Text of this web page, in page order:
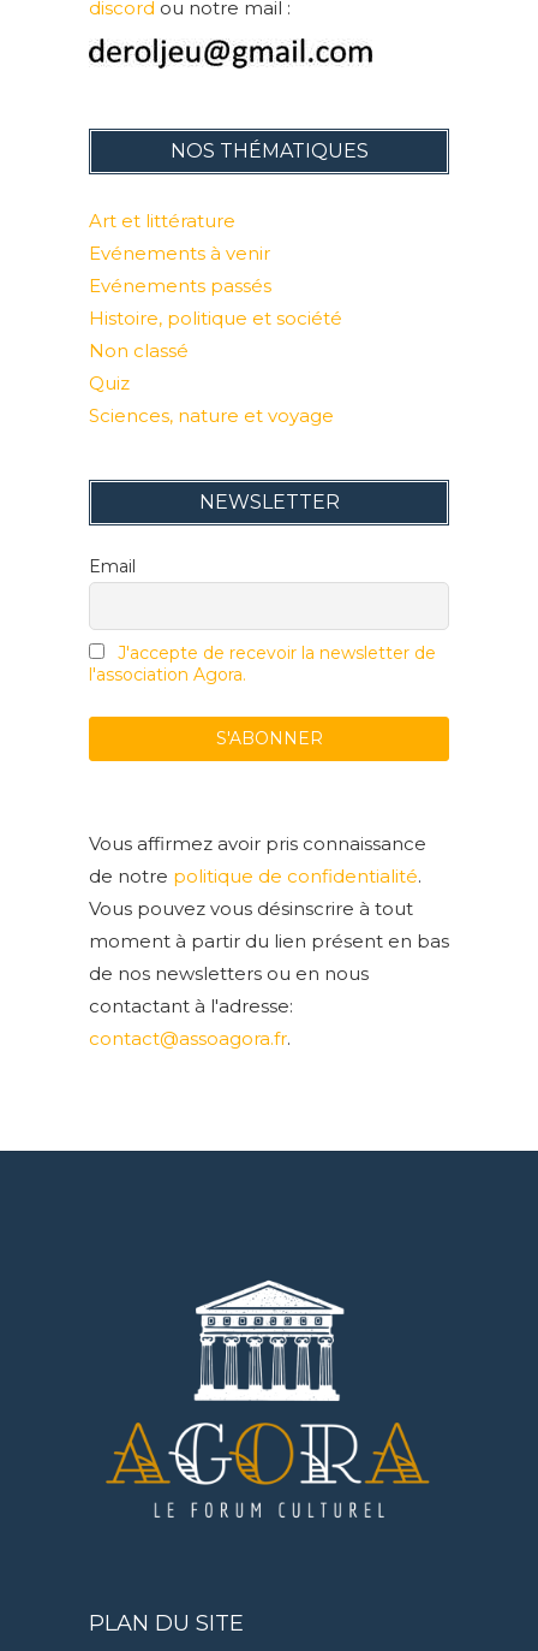
discord ou notre mail :
NOS THÉMATIQUES
Art et littérature
Evénements à venir
Evénements passés
Histoire, politique et société
Non classé
Quiz
Sciences, nature et voyage
NEWSLETTER
Email
J'accepte de recevoir la newsletter de
l'association Agora.
Vous affirmez avoir pris connaissance
de notre politique de confidentialité.
Vous pouvez vous désinscrire à tout
moment à partir du lien présent en bas
de nos newsletters ou en nous
contactant à l'adresse:
contact@assoagora.fr.
PLAN DU SITE